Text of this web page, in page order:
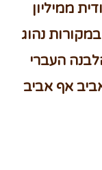
ממיליון
נהוג
העברי
אף אביב